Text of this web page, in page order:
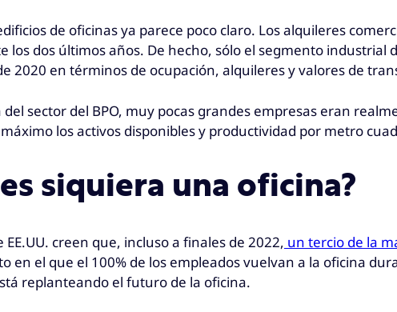
de oficinas ya parece poco claro. Los alquileres
dos últimos años. De hecho, sólo el segmento industrial
2020 en términos de ocupación, alquileres y valores de
sector del BPO, muy pocas grandes empresas eran
los activos disponibles y productividad por metro
siquiera una oficina?
creen que, incluso a finales de 2022, un tercio de la
en el que el 100% de los empleados vuelvan a la oficina
replanteando el futuro de la oficina.